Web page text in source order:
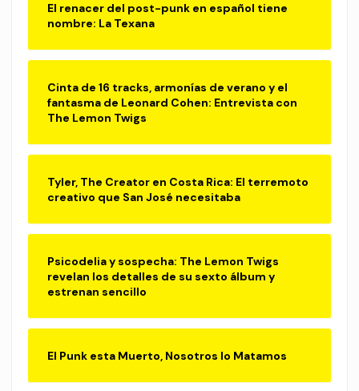
El renacer del post-punk en español tiene
nombre: La Texana
Cinta de 16 tracks, armonías de verano y el
fantasma de Leonard Cohen: Entrevista con
The Lemon Twigs
Tyler, The Creator en Costa Rica: El terremoto
creativo que San José necesitaba
Psicodelia y sospecha: The Lemon Twigs
revelan los detalles de su sexto álbum y
estrenan sencillo
El Punk esta Muerto, Nosotros lo Matamos